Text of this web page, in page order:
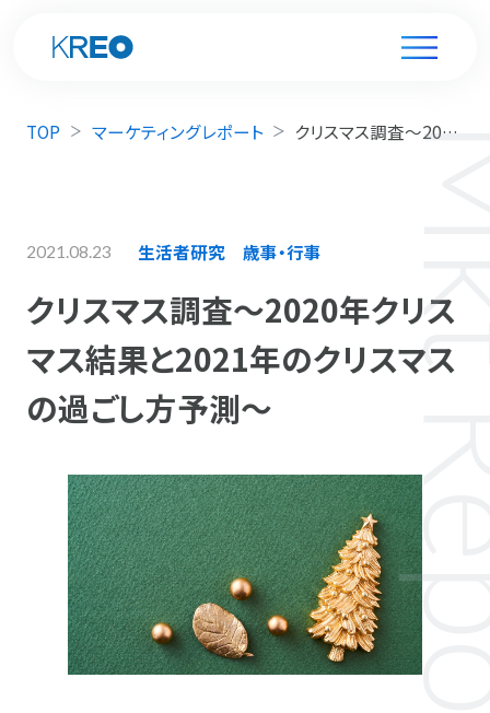
TOP マーケティングレポート クリスマス調査～2020年クリスマス結果と2021年のクリスマスの過ごし方予測～
2021.08.23 生活者研究 歳事・行事
クリスマス調査～2020年クリス
マス結果と2021年のクリスマス
の過ごし方予測～